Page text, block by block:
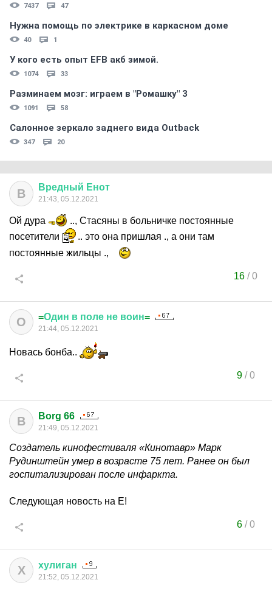
7437 47
Нужна помощь по электрике в каркасном доме
40 1
У кого есть опыт EFB акб зимой.
1074 33
Разминаем мозг: играем в "Ромашку" 3
1091 58
Салонное зеркало заднего вида Outback
347 20
В Вредный Енот
21:43, 05.12.2021
Ой дура
.., Стасяны в больничке постоянные
посетители
.. это она пришлая ., а они там
постоянные жильцы .,
16 /0
О =Один в поле не воин=
21:44, 05.12.2021
Новась бонба..
9/0
B Borg 66
21:49, 05.12.2021
Создатель кинофестиваля «Кинотавр» Марк
Рудинштейн умер в возрасте 75 лет. Ранее он был
госпитализирован после инфаркта.
Следующая новость на Е!
6/0
Х хулиган
21:52, 05.12.2021